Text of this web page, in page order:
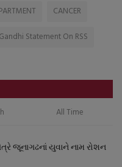
CANCER
Statement On RSS
All Time
જૂનાગઢનાં યુવાને નામ રોશન